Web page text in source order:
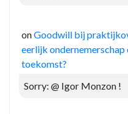
onGoodwill bij
eerlijk
toekomst?
Sorry: @ Igor Monzon !